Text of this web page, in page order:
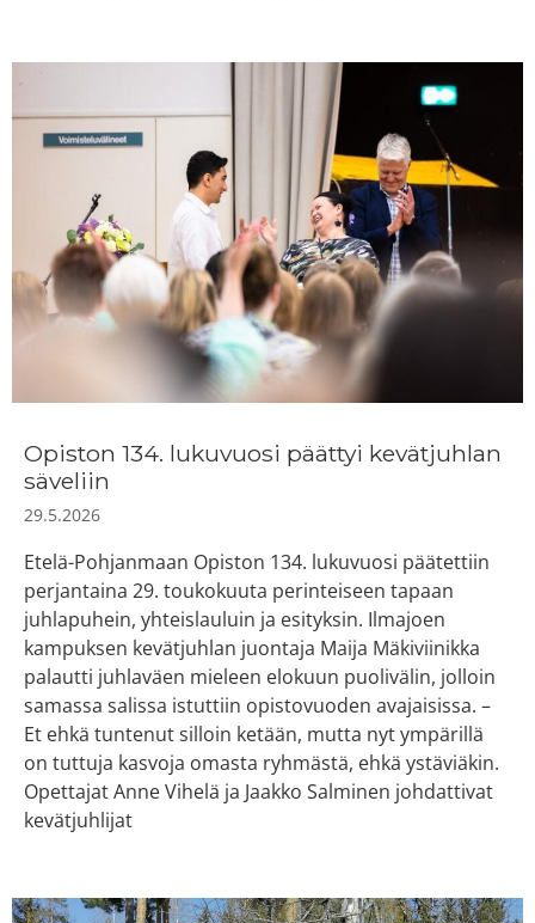
Opiston 134. lukuvuosi päättyi kevätjuhlan
säveliin
29.5.2026
Etelä-Pohjanmaan Opiston 134. lukuvuosi päätettiin
perjantaina 29. toukokuuta perinteiseen tapaan
juhlapuhein, yhteislauluin ja esityksin. Ilmajoen
kampuksen kevätjuhlan juontaja Maija Mäkiviinikka
palautti juhlaväen mieleen elokuun puolivälin, jolloin
samassa salissa istuttiin opistovuoden avajaisissa. –
Et ehkä tuntenut silloin ketään, mutta nyt ympärillä
on tuttuja kasvoja omasta ryhmästä, ehkä ystäviäkin.
Opettajat Anne Vihelä ja Jaakko Salminen johdattivat
kevätjuhlijat